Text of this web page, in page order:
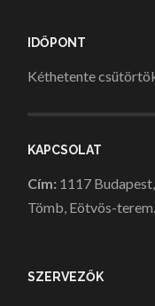
IDŐPONT
Kéthetente
KAPCSOLAT
Cím: 1117
Tömb, Eötvös-terem.
SZERVEZŐK